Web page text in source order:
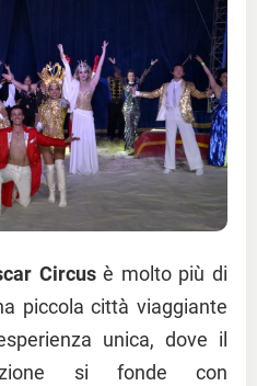
Circusè molto più di
piccola città viaggiante
unica, dove il
si fonde con